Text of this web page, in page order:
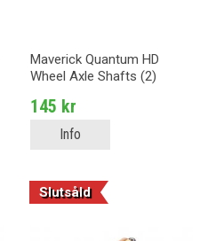
Maverick Quantum HD
Wheel Axle Shafts (2)
145 kr
Info
Slutsåld